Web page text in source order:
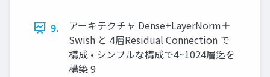
9.
アーキテクチャ Dense+LayerNorm＋
Swish と 4層Residual Connection で
構成 • シンプルな構成で4~1024層迄を
構築 9